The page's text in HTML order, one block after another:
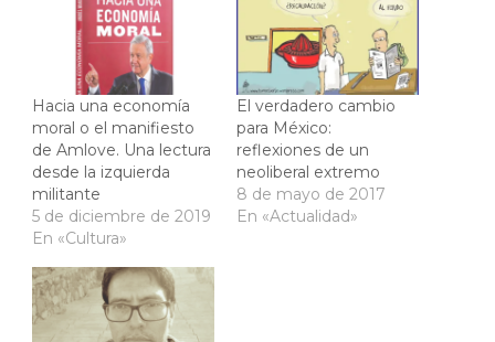
Hacia una economía
moral o el manifiesto
de Amlove. Una lectura
desde la izquierda
militante
5 de diciembre de 2019
En «Cultura»
El verdadero cambio
para México:
reflexiones de un
neoliberal extremo
8 de mayo de 2017
En «Actualidad»